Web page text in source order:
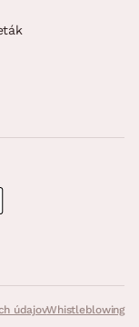
údajovWhistleblowing